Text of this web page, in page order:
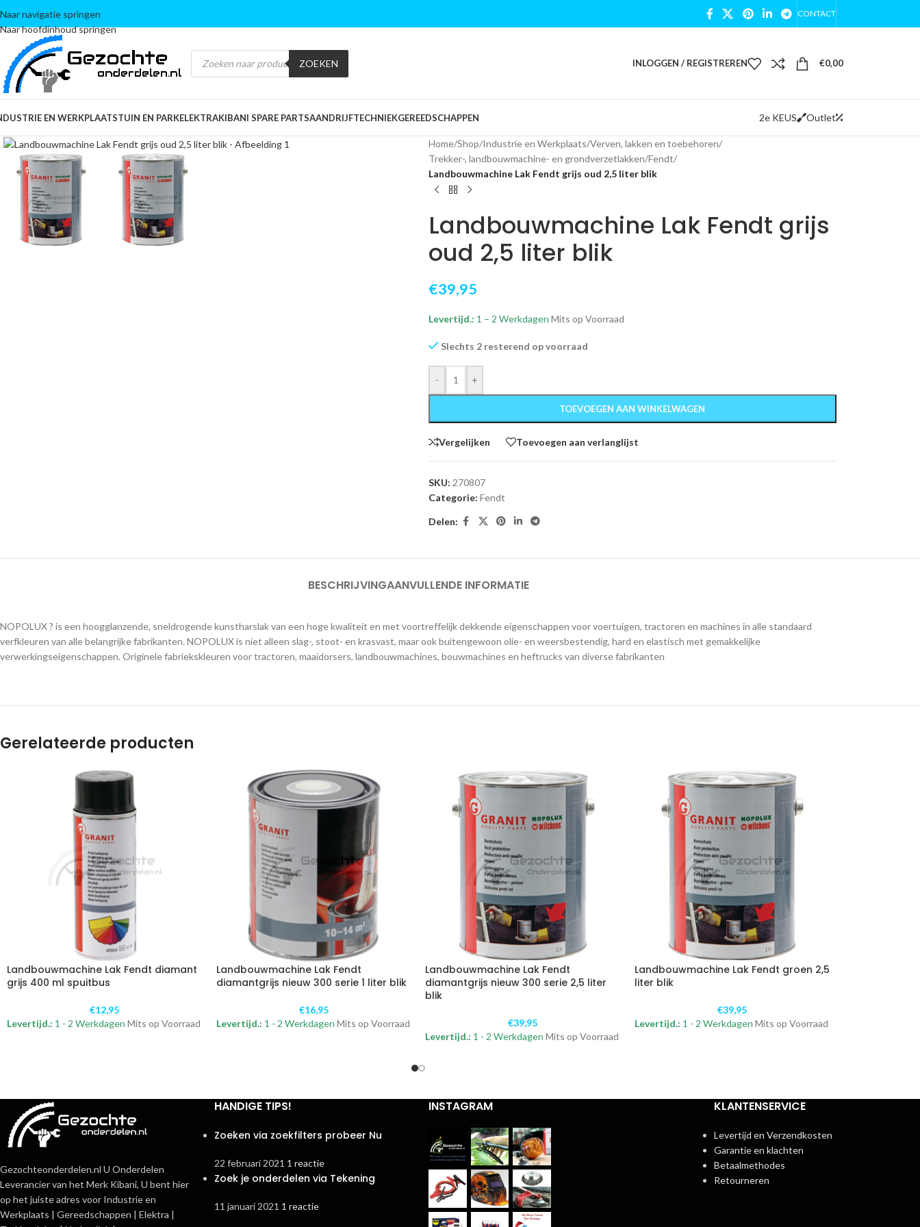
Naar navigatie springen
Naar hoofdinhoud springen
CONTACT
ZOEKEN INLOGGEN / REGISTREREN €0,00
EN WERKPLAATSTUIN EN PARKELEKTRAKIBANI SPARE PARTSAANDRIJFTECHNIEKGEREEDSCHAPPEN 2e KEUS Outlet
Klik om te vergroten
Home/Shop/Industrie en Werkplaats/Verven, lakken en toebehoren/
Trekker-, landbouwmachine- en grondverzetlakken/Fendt/
Landbouwmachine Lak Fendt grijs oud 2,5 liter blik
Landbouwmachine Lak Fendt grijs
oud 2,5 liter blik
€39,95
Levertijd.: 1 – 2 Werkdagen Mits op Voorraad
Slechts 2 resterend op voorraad
- +
TOEVOEGEN AAN WINKELWAGEN
Vergelijken Toevoegen aan verlanglijst
SKU: 270807
Categorie: Fendt
Delen:
BESCHRIJVINGAANVULLENDE INFORMATIE
NOPOLUX ? is een hoogglanzende, sneldrogende kunstharslak van een hoge kwaliteit en met voortreffelijk dekkende eigenschappen voor voertuigen, tractoren en machines in alle standaard
verfkleuren van alle belangrijke fabrikanten. NOPOLUX is niet alleen slag-, stoot- en krasvast, maar ook buitengewoon olie- en weersbestendig, hard en elastisch met gemakkelijke
verwerkingseigenschappen. Originele fabriekskleuren voor tractoren, maaidorsers, landbouwmachines, bouwmachines en heftrucks van diverse fabrikanten
Gerelateerde producten
Landbouwmachine Lak Fendt diamant
grijs 400 ml spuitbus
€12,95
Levertijd.: 1 - 2 Werkdagen Mits op Voorraad
Landbouwmachine Lak Fendt
diamantgrijs nieuw 300 serie 1 liter blik
€16,95
Levertijd.: 1 - 2 Werkdagen Mits op Voorraad
Landbouwmachine Lak Fendt
diamantgrijs nieuw 300 serie 2,5 liter
blik
€39,95
Levertijd.: 1 - 2 Werkdagen Mits op Voorraad
Landbouwmachine Lak Fendt groen 2,5
liter blik
€39,95
Levertijd.: 1 - 2 Werkdagen Mits op Voorraad
Gezochteonderdelen.nl U Onderdelen
Leverancier van het Merk Kibani, U bent hier
op het juiste adres voor Industrie en
Werkplaats | Gereedschappen | Elektra |
HANDIGE TIPS!
Zoeken via zoekfilters probeer Nu
22 februari 2021 1 reactie
Zoek je onderdelen via Tekening
11 januari 2021 1 reactie
INSTAGRAM KLANTENSERVICE
Levertijd en Verzendkosten
Garantie en klachten
Betaalmethodes
Retourneren